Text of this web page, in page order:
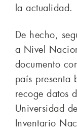
la actualidad.
De hecho,
a Nivel
documento
país presenta
recoge datos
Universidad
Inventario